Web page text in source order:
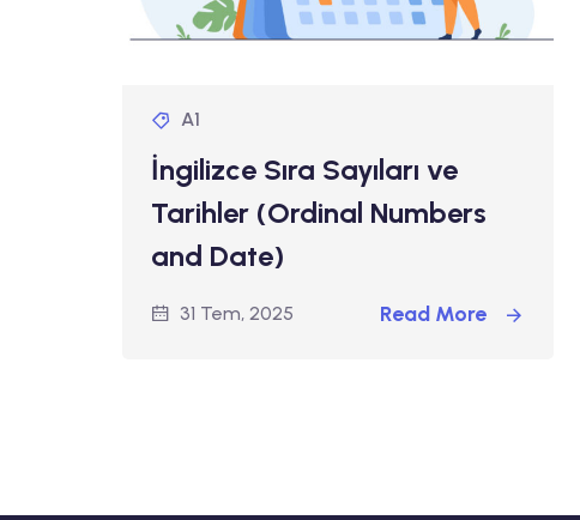
A1
İngilizce Sıra Sayıları ve
Tarihler (Ordinal Numbers
and Date)
31 Tem, 2025 Read More